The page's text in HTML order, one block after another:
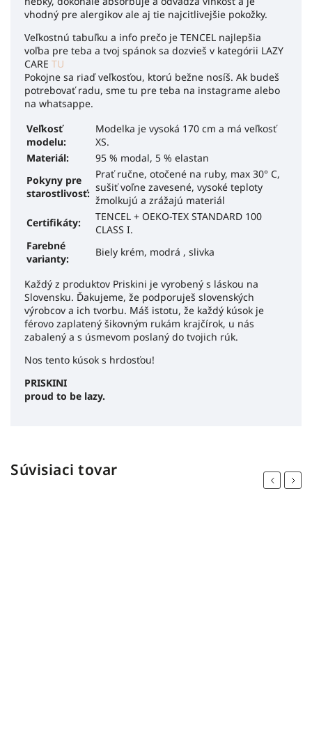
vhodný pre alergikov ale aj tie najcitlivejšie pokožky.
Veľkostnú tabuľku a info prečo je TENCEL najlepšia
voľba pre teba a tvoj spánok sa dozvieš v kategórii LAZY
CARE TU
Pokojne sa riaď veľkosťou, ktorú bežne nosíš. Ak budeš
potrebovať radu, sme tu pre teba na instagrame alebo
na whatsappe.
Veľkosť
modelu:
Modelka je vysoká 170 cm a má veľkosť
XS.
Materiál:
95 % modal, 5 % elastan
Pokyny pre
starostlivosť:
Prať ručne, otočené na ruby, max 30° C,
sušiť voľne zavesené, vysoké teploty
žmolkujú a zrážajú materiál
Certifikáty:
TENCEL + OEKO-TEX STANDARD 100
CLASS I.
Farebné
varianty:
Biely krém, modrá , slivka
Každý z produktov Priskini je vyrobený s láskou na
Slovensku. Ďakujeme, že podporuješ slovenských
výrobcov a ich tvorbu. Máš istotu, že každý kúsok je
férovo zaplatený šikovným rukám krajčírok, u nás
zabalený a s úsmevom poslaný do tvojich rúk.
Nos tento kúsok s hrdosťou!
PRISKINI
proud to be lazy.
Súvisiaci tovar
Previous
Next